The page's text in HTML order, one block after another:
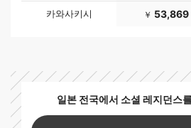
카와사키시 ￥ 53,869
일본 전국에서 소셜 레지던스